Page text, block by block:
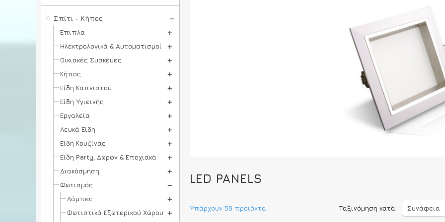
Σπίτι - Κήπος
Έπιπλα
Ηλεκτρολογικά & Αυτοματισμοί
Οικιακές Συσκευές
Κήπος
Είδη Καπνιστού
Είδη Υγιεινής
Εργαλεία
Λευκά Είδη
Είδη Κουζίνας
Είδη Party, Δώρων & Εποχιακά
Διακόσμηση
Φωτισμός
Λάμπες
Φωτιστικά Εξωτερικού Χώρου
LED PANELS
Ταξινόμηση κατά: Συνάφεια
Υπάρχουν 59 προϊόντα.